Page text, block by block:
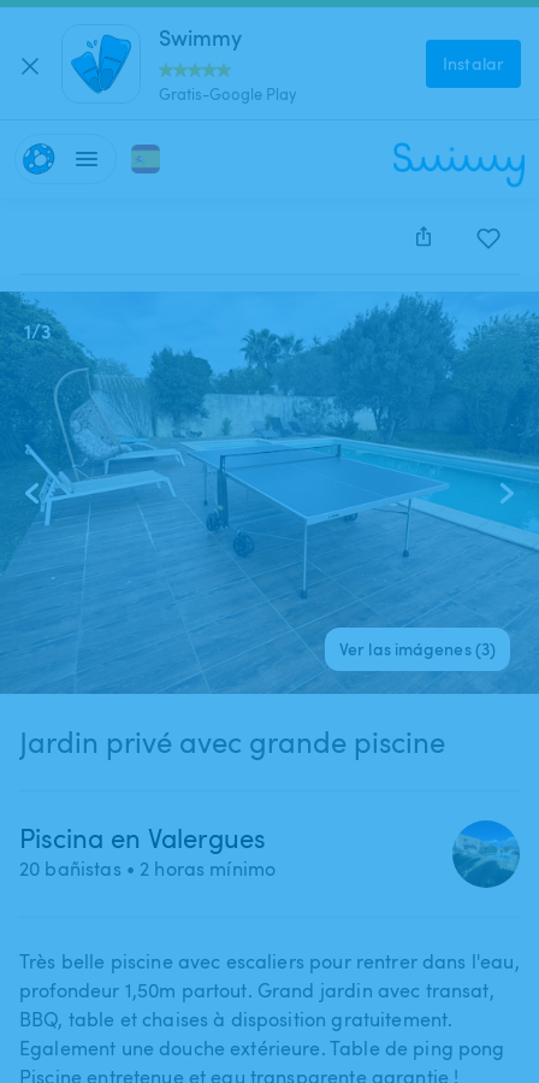
Swimmy
Gratis-Google Play
Instalar
Este anuncio está cerrado y no se puede reservar.
1/3
Ver las imágenes (3)
Jardin privé avec grande piscine
Piscina en Valergues
20 bañistas • 2 horas mínimo
Très belle piscine avec escaliers pour rentrer dans l'eau​,​
profondeur 1​,​50m partout. Grand jardin avec transat​,​
BBQ​,​ table et chaises à disposition gratuitement.
Egalement une douche extérieure. Table de ping pong
Piscine entretenue et eau transparente garantie !